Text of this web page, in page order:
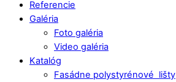
Referencie
Galéria
Foto galéria
Video galéria
Katalóg
Fasádne polystyrénové lišty